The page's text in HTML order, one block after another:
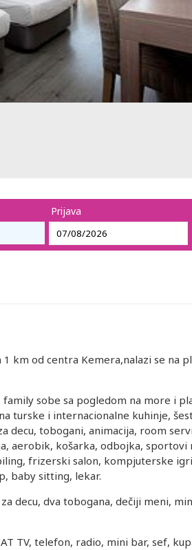
Prijava
km od centra Kemera,nalazi se na
sobe sa pogledom na more i
turske i internacionalne kuhinje,
tobogani, animacija, room
aerobik, košarka, odbojka, sportovi
frizerski salon, kompjuterske
baby sitting, lekar.
decu, dva tobogana, dečiji meni,
TV, telefon, radio, mini bar, sef,